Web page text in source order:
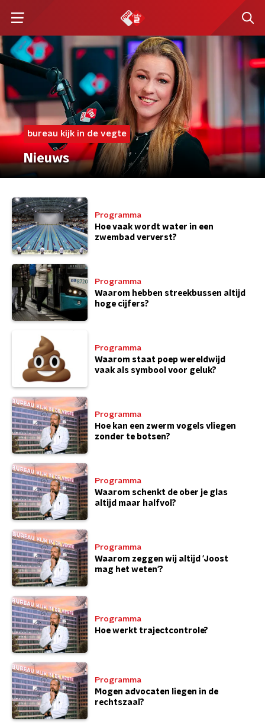
bureau kijk in de vegte
Nieuws
Programma
Hoe vaak wordt water in een
zwembad ververst?
Programma
Waarom hebben streekbussen altijd
hoge cijfers?
Programma
Waarom staat poep wereldwijd
vaak als symbool voor geluk?
Programma
Hoe kan een zwerm vogels vliegen
zonder te botsen?
Programma
Waarom schenkt de ober je glas
altijd maar halfvol?
Programma
Waarom zeggen wij altijd 'Joost
mag het weten'?
Programma
Hoe werkt trajectcontrole?
Programma
Mogen advocaten liegen in de
rechtszaal?